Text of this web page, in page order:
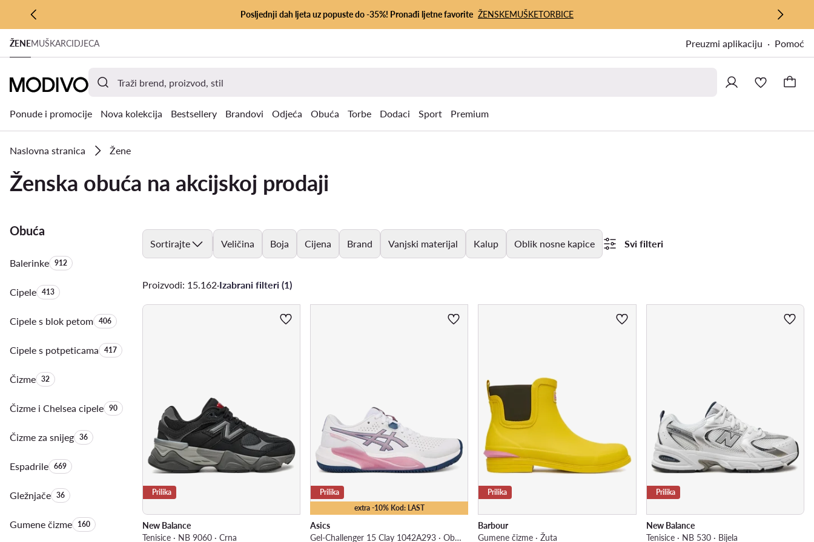
PRIJEĐI NA GLAVNI SADRŽAJ
PRIJEĐI NA PRETRAŽIVANJE
Posljednji dah ljeta uz popuste do -35%! Pronađi ljetne favorite ŽENSKEMUŠKETORBICE
ŽENEMUŠKARCIDJECA Preuzmi aplikaciju Pomoć
Ponude i promocije Nova kolekcija Bestsellery Brandovi Odjeća Obuća Torbe Dodaci Sport Premium
Naslovna stranica Žene
Ženska obuća na akcijskoj prodaji
Obuća
BalerinkeKoličina proizvoda:
912
CipeleKoličina proizvoda:
413
Cipele s blok petomKoličina proizvoda:
406
Cipele s potpeticamaKoličina proizvoda:
417
ČizmeKoličina proizvoda:
32
Čizme i Chelsea cipeleKoličina proizvoda:
90
Čizme za snijegKoličina proizvoda:
36
EspadrileKoličina proizvoda:
669
GležnjačeKoličina proizvoda:
36
Gumene čizmeKoličina proizvoda:
160
Sortirajte Veličina Boja Cijena Brand Vanjski materijal Kalup Oblik nosne kapice Svi filteri
Proizvodi: 15.162·Izabrani filteri (1)
Prilika
New Balance
Tenisice · NB 9060 · Crna
extra -10% Kod: LAST
Prilika
Asics
Gel-Challenger 15 Clay 1042A293 · Obuća za tenis
Prilika
Barbour
Gumene čizme · Žuta
Prilika
New Balance
Tenisice · NB 530 · Bijela